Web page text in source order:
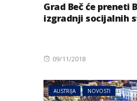
Grad Beč će preneti
izgradnji socijalnih
Posted
09/11/2018
AUSTRIJA NOVOSTI